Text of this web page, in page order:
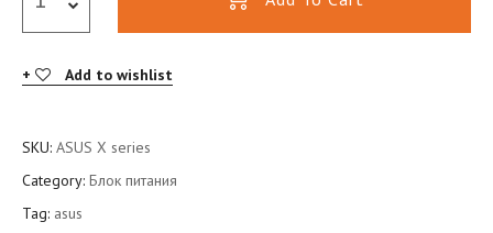
Add to wishlist
SKU: ASUS X series
Category: Блок питания
Tag: asus